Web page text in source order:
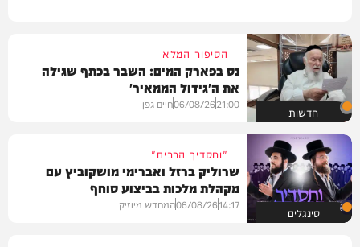
חדשות
הסיפור המלא
נס בפארק המים: השבר בכתף שגילה
את ה'גידול הממאיר'
21:00
06/08/26חיים גפן
סינגלים
"וחסדיך הרבים"
שרוליק ברזל ואברימי מושקוביץ עם
מקהלת מלכות בביצוע סוחף
14:17
06/08/26המחדש מיוזיק